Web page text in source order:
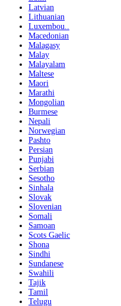
Latvian
Lithuanian
Luxembou..
Macedonian
Malagasy
Malay
Malayalam
Maltese
Maori
Marathi
Mongolian
Burmese
Nepali
Norwegian
Pashto
Persian
Punjabi
Serbian
Sesotho
Sinhala
Slovak
Slovenian
Somali
Samoan
Scots Gaelic
Shona
Sindhi
Sundanese
Swahili
Tajik
Tamil
Telugu